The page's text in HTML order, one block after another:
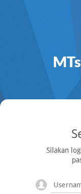
Silakan